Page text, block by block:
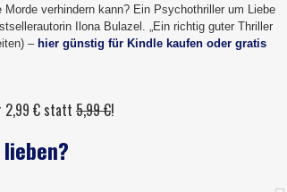
verhindern kann? Ein Psychothriller um Liebe
Ilona Bulazel. „Ein richtig guter Thriller
– hier günstig für Kindle kaufen oder gratis
2,99 € statt 5,99 €!